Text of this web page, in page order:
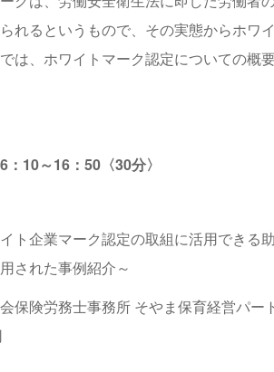
れるというもので、その実態からホワ
は、ホワイトマーク認定についての概
10～16：50〈30分〉
ト企業マーク認定の取組に活用できる助
された事例紹介～
保険労務士事務所 そやま保育経営パー